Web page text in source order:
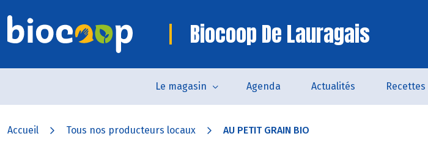
Biocoop De Lauragais
Le magasin Agenda Actualités Recettes
Accueil Tous nos producteurs locaux AU PETIT GRAIN BIO